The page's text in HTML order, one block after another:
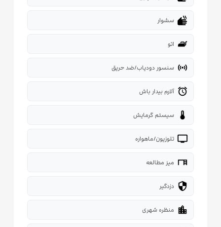
dry سشوار
iron اتو
sensors سنسور دودیاب/ضد حریق
alarm آلارم بیدار باش
thermostat سیستم گرمایش
tv تلوزیون/ماهواره
desk میز مطالعه
security دزدگیر
location_city منظره شهری